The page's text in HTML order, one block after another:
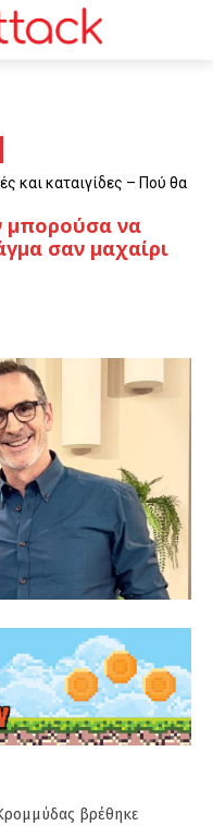
και καταιγίδες – Πού θα
μπορούσα να
σαν μαχαίρι
βρέθηκε